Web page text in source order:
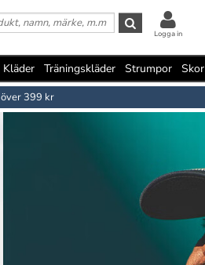
Logga in
Kläder Träningskläder Strumpor Skor
över 399 kr